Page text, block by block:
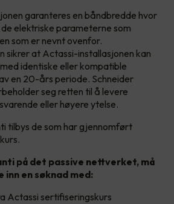
garanteres en båndbredde hvor
elektriske parameterne som
som er nevnt ovenfor.
sikrer at Actassi-installasjonen kan
identiske eller kompatible
en 20-års periode. Schneider
seg retten til å levere
eller høyere ytelse.
tilbys de som har gjennomført
på det passive nettverket, må
en søknad med:
Actassi sertifiseringskurs